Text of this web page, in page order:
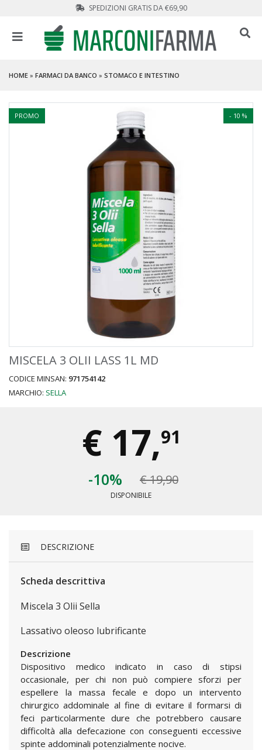
SPEDIZIONI GRATIS DA €69,90
HOME » FARMACI DA BANCO » STOMACO E INTESTINO
- 10 %
PROMO
MISCELA 3 OLII LASS 1L MD
CODICE MINSAN: 971754142
MARCHIO: SELLA
€ 17,91
-10% € 19,90
DISPONIBILE
DESCRIZIONE
Scheda descrittiva
Miscela 3 Olii Sella
Lassativo oleoso lubrificante
Descrizione
Dispositivo medico indicato in caso di stipsi
occasionale, per chi non può compiere sforzi per
espellere la massa fecale e dopo un intervento
chirurgico addominale al fine di evitare il formarsi di
feci particolarmente dure che potrebbero causare
difficoltà alla defecazione con conseguenti eccessive
spinte addominali potenzialmente nocive.